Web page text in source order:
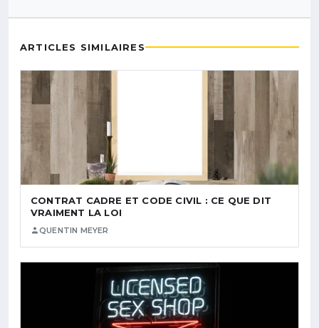
ARTICLES SIMILAIRES
CONTRAT CADRE ET CODE CIVIL : CE QUE DIT
VRAIMENT LA LOI
QUENTIN MEYER